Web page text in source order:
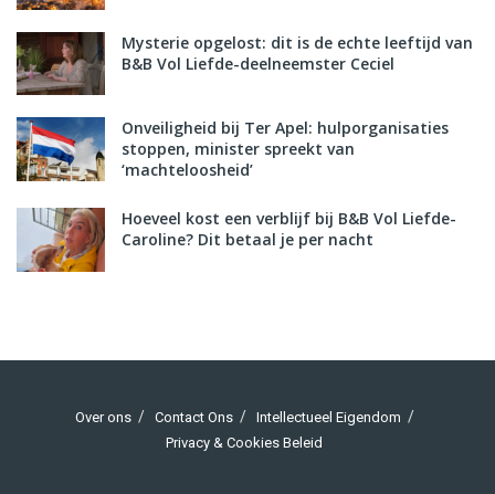
Mysterie opgelost: dit is de echte leeftijd van
B&B Vol Liefde-deelneemster Ceciel
Onveiligheid bij Ter Apel: hulporganisaties
stoppen, minister spreekt van
‘machteloosheid’
Hoeveel kost een verblijf bij B&B Vol Liefde-
Caroline? Dit betaal je per nacht
Over ons Contact Ons
Intellectueel Eigendom
Privacy & Cookies Beleid